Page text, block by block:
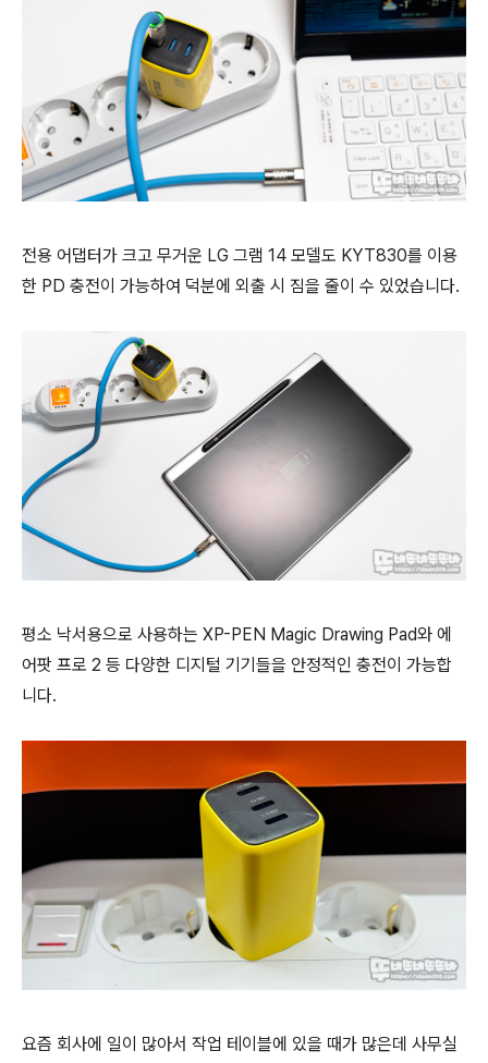
전용 어댑터가 크고 무거운 LG 그램 14 모델도 KYT830를 이용
한 PD 충전이 가능하여 덕분에 외출 시 짐을 줄이 수 있었습니다.
평소 낙서용으로 사용하는 XP-PEN Magic Drawing Pad와 에
어팟 프로 2 등 다양한 디지털 기기들을 안정적인 충전이 가능합
니다.
요즘 회사에 일이 많아서 작업 테이블에 있을 때가 많은데 사무실